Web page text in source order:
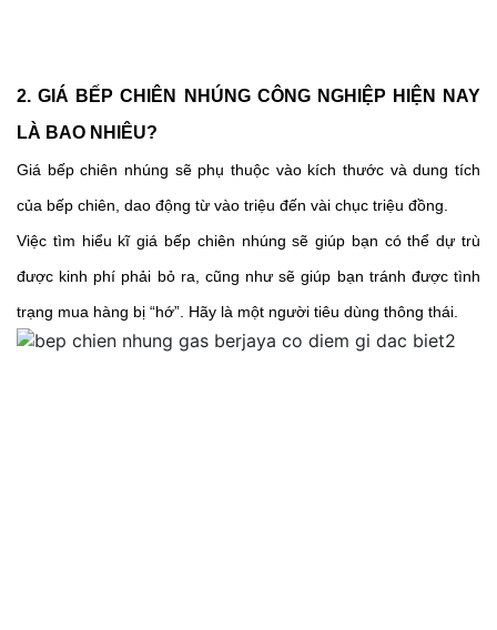
2. GIÁ BẾP CHIÊN NHÚNG CÔNG NGHIỆP HIỆN NAY
LÀ BAO NHIÊU?
Giá bếp chiên nhúng sẽ phụ thuộc vào kích thước và dung tích
của bếp chiên, dao động từ vào triệu đến vài chục triệu đồng.
Việc tìm hiểu kĩ giá bếp chiên nhúng sẽ giúp bạn có thể dự trù
được kinh phí phải bỏ ra, cũng như sẽ giúp bạn tránh được tình
trạng mua hàng bị “hớ”. Hãy là một người tiêu dùng thông thái.